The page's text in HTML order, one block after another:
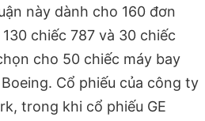
này dành cho 160 đơn
chiếc 787 và 30 chiếc
cho 50 chiếc máy bay
Cổ phiếu của công ty
trong khi cổ phiếu GE